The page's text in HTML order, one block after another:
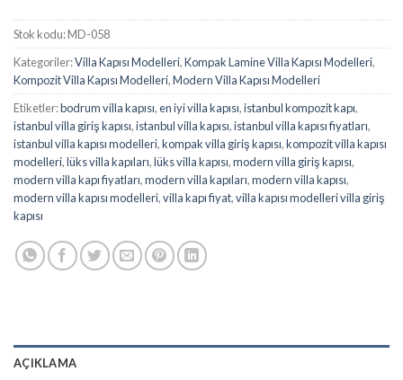
Stok kodu:MD-058
Kategoriler:Villa Kapısı Modelleri,Kompak Lamine Villa Kapısı Modelleri,
Kompozit Villa Kapısı Modelleri,Modern Villa Kapısı Modelleri
Etiketler:bodrum villa kapısı,en iyi villa kapısı,istanbul kompozit kapı,
istanbul villa giriş kapısı,istanbul villa kapısı,istanbul villa kapısı fiyatları,
istanbul villa kapısı modelleri,kompak villa giriş kapısı,kompozit villa kapısı
modelleri,lüks villa kapıları,lüks villa kapısı,modern villa giriş kapısı,
modern villa kapı fiyatları,modern villa kapıları,modern villa kapısı,
modern villa kapısı modelleri,villa kapı fiyat,villa kapısı modelleri villa giriş
kapısı
AÇIKLAMA